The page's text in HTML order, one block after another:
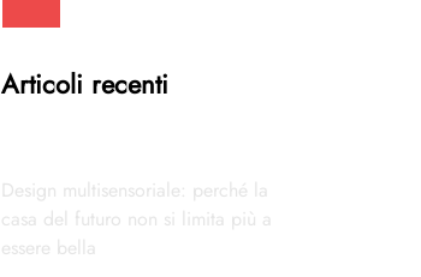
Articoli recenti
Design multisensoriale: perché la
casa del futuro non si limita più a
essere bella